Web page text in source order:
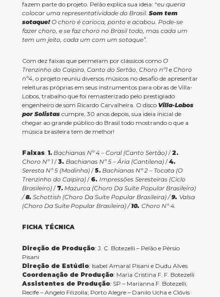
fazem parte do projeto. Pelão explica sua ideia: “eu queria
colocar uma representatividade do Brasil. Som tem
sotaque!O choro é carioca, ponto e acabou. Pode-se
fazer choro, e se faz choro no Brasil todo, mas cada um
tem um jeito, cada um com um sotaque”.
Com dez faixas que permeiam por clássicos como O
Trenzinho do Caipira, Canto do Sertão, Choro nº1e Choro
nº4, o projeto reuniu diversos músicos no desafio de apresentar
releituras próprias em seus instrumentos para obras de Villa-
Lobos, trabalho que foi remasterizado pelo prestigiado
engenheiro de som Ricardo Carvalheira. O disco Villa-Lobos
por Solistascumpre, 30 anos depois, sua ideia inicial de
chegar ao grande público do Brasil todo mostrando o que a
música brasileira tem de melhor!
Faixas: 1. Bachianas Nº 4 – Coral (Canto Sertão) /2.
Choro Nº 1/3. Bachianas Nº 5 – Ária (Cantilena)/4.
Seresta Nº 5 (Modinha)/5. Bachianas Nº 2 – Tocata (O
Trenzinho do Caipira)/ 6. Impressões Seresteiras (Ciclo
Brasileiro)/ 7. Mazurca (Choro Da Suíte Popular Brasileira)
/8. Schottish (Choro Da Suíte Popular Brasileira) /9. Valsa
(Choro Da Suíte Popular Brasileira) /10. Choro Nº 4.
FICHA TÉCNICA
Direção de Produção:J. C. Botezelli – Pelão e Pérsio
Pisani
Direção de Estúdio: Isabel Amaral Pisani e Dudu Alves
Coordenação de Produção:Maria Cristina F. F. Botezelli
Assistentes de Produção:SP – Marianna F. Botezelli;
Recife – Angelo Filizolla; Porto Alegre – Danilo Ucha e Clóvis